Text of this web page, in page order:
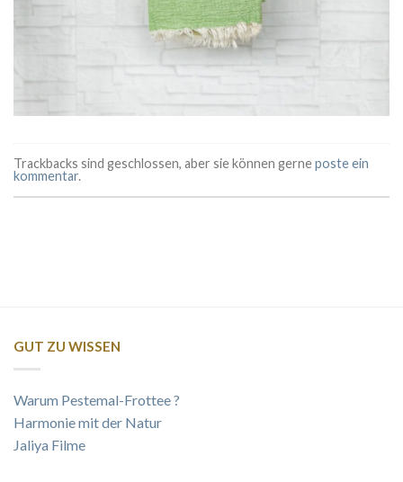
Trackbacks sind geschlossen, aber sie können gerneposte ein
kommentar.
GUT ZU WISSEN
Warum Pestemal-Frottee ?
Harmonie mit der Natur
Jaliya Filme